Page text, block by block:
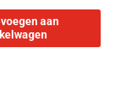
aan